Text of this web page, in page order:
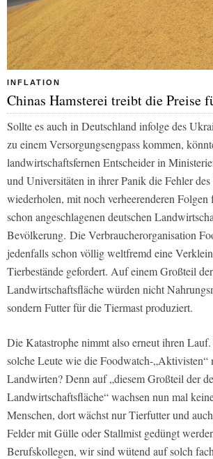
INFLATION
Chinas Hamsterei treibt die Preise
Sollte es auch in Deutschland infolge des
zu einem Versorgungsengpass kommen,
landwirtschaftsfernen Entscheider in
und Universitäten in ihrer Panik die Fehler
wiederholen, mit noch verheerenderen Folgen
schon angeschlagenen deutschen
Bevölkerung. Die Verbraucherorganisation
jedenfalls schon völlig weltfremd eine
Tierbestände gefordert. Auf einem Großteil
Landwirtschaftsfläche würden nicht
sondern Futter für die Tiermast produziert.
Die Katastrophe nimmt also erneut ihren
solche Leute wie die Foodwatch-„Aktivisten“
Landwirten? Denn auf „diesem Großteil der
Landwirtschaftsfläche“ wachsen nun mal
Menschen, dort wächst nur Tierfutter und
Felder mit Gülle oder Stallmist gedüngt
Berufskollegen, wir sind wütend auf solch